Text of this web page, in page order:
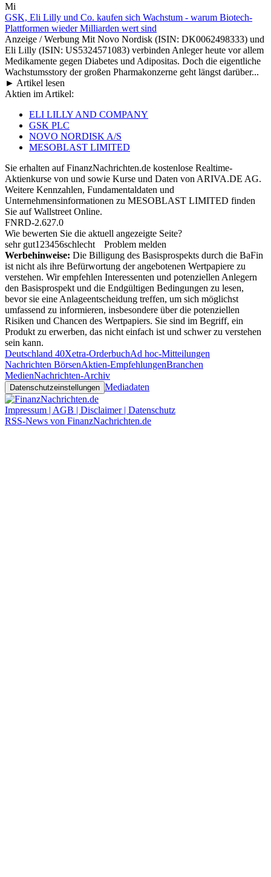
Mi
GSK, Eli Lilly und Co. kaufen sich Wachstum - warum Biotech-
Plattformen wieder Milliarden wert sind
Anzeige / Werbung Mit Novo Nordisk (ISIN: DK0062498333) und
Eli Lilly (ISIN: US5324571083) verbinden Anleger heute vor allem
Medikamente gegen Diabetes und Adipositas. Doch die eigentliche
Wachstumsstory der großen Pharmakonzerne geht längst darüber...
► Artikel lesen
Aktien im Artikel:
ELI LILLY AND COMPANY
GSK PLC
NOVO NORDISK A/S
MESOBLAST LIMITED
Sie erhalten auf FinanzNachrichten.de kostenlose Realtime-
Aktienkurse von und sowie Kurse und Daten von ARIVA.DE AG.
Weitere Kennzahlen, Fundamentaldaten und
Unternehmensinformationen zu MESOBLAST LIMITED finden
Sie aufWallstreet Online.
FNRD-2.627.0
Wie bewerten Sie die aktuell angezeigte Seite?
sehr gut1 23456schlecht
Problem melden
Werbehinweise: Die Billigung des Basisprospekts durch die BaFin
ist nicht als ihre Befürwortung der angebotenen Wertpapiere zu
verstehen. Wir empfehlen Interessenten und potenziellen Anlegern
den Basisprospekt und die Endgültigen Bedingungen zu lesen,
bevor sie eine Anlageentscheidung treffen, um sich möglichst
umfassend zu informieren, insbesondere über die potenziellen
Risiken und Chancen des Wertpapiers. Sie sind im Begriff, ein
Produkt zu erwerben, das nicht einfach ist und schwer zu verstehen
sein kann.
Deutschland 40Xetra-OrderbuchAd hoc-Mitteilungen
Nachrichten BörsenAktien-EmpfehlungenBranchen
MedienNachrichten-Archiv
Datenschutzeinstellungen Mediadaten
Impressum | AGB | Disclaimer | Datenschutz
RSS-News von FinanzNachrichten.de